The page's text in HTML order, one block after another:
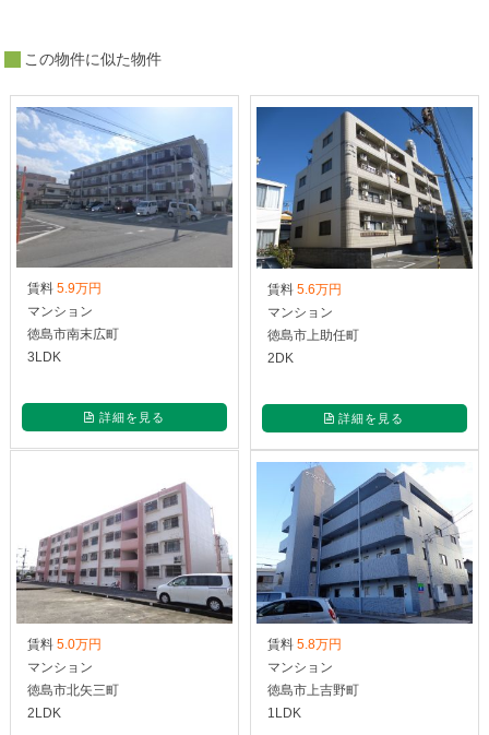
この物件に似た物件
賃料5.9万円
マンション
徳島市南末広町
3LDK
詳細を見る
賃料 5.6万円
マンション
徳島市上助任町
2DK
詳細を見る
賃料5.0万円
マンション
徳島市北矢三町
2LDK
賃料 5.8万円
マンション
徳島市上吉野町
1LDK